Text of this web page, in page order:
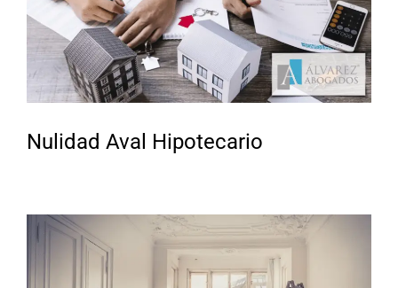
Nulidad Aval Hipotecario